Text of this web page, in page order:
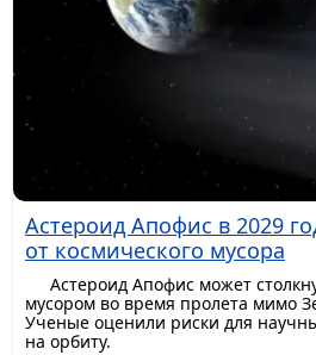
Астероид Апофис в 2029
от космического мусора
Астероид Апофис может
мусором во время пролета мимо
Ученые оценили риски для
на орбиту.